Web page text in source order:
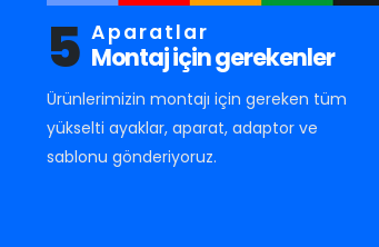
5 Aparatlar
Montaj için gerekenler
Ürünlerimizin montajı için gereken tüm
yükselti ayaklar, aparat, adaptor ve
sablonu gönderiyoruz.